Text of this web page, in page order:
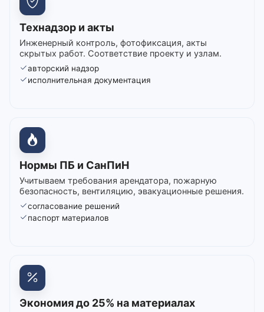
Технадзор и акты
Инженерный контроль, фотофиксация, акты
скрытых работ. Соответствие проекту и узлам.
авторский надзор
исполнительная документация
Нормы ПБ и СанПиН
Учитываем требования арендатора, пожарную
безопасность, вентиляцию, эвакуационные решения.
согласование решений
паспорт материалов
Экономия до 25% на материалах